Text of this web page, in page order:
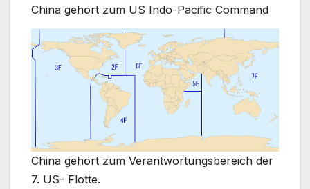
China gehört zum US Indo-Pacific Command
China gehört zum Verantwortungsbereich der
7. US- Flotte.